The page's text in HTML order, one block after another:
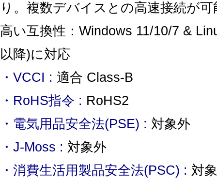
り。複数デバイスとの高速接続が
高い互換性：Windows 11/10/7 &
以降)に対応
・VCCI : 適合 Class-B
・RoHS指令 : RoHS2
・電気用品安全法(PSE) : 対象外
・J-Moss : 対象外
・消費生活用製品安全法(PSC) : 対